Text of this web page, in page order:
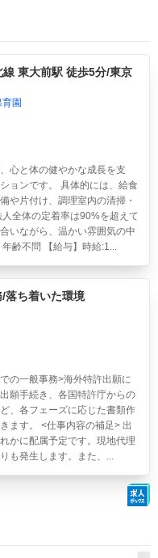
東大前駅 徒歩5分/東京
園
心と体の健やかな成長を支
ョンです。 具体的には、給食
や片付け、調理室内の清掃・
全体の定着率は90%を超えて
いながら、温かい雰囲気の中
齢不問 【給与】時給:1...
/落ち着いた環境
の一般事務>海外特許出願に
願手続き、各国特許庁からの
、各フェーズに応じた書類作
ます。 <仕事内容の補足> 出
かに配属予定です。現地代理
も発生します。また、...